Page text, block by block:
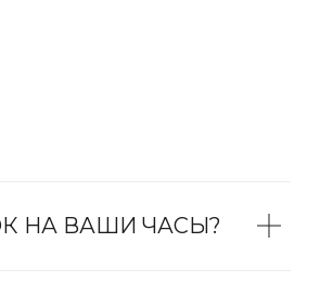
НА ВАШИ ЧАСЫ?